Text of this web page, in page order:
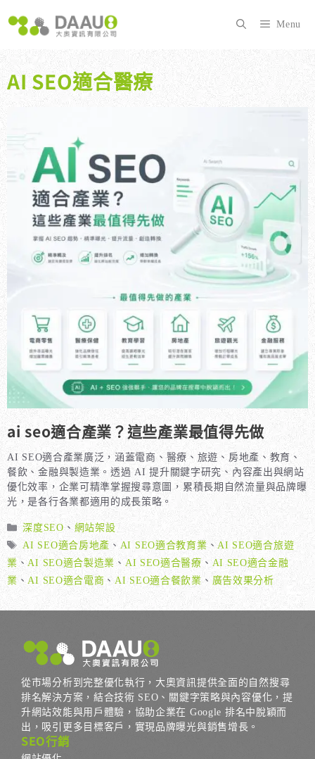
至
內
容
Menu
AI SEO適合醫療
ai seo適合產業？這些產業最值得先做
AI SEO適合產業廣泛，涵蓋電商、醫療、旅遊、房地產、教育、
餐飲、金融與製造業。透過 AI 提升關鍵字研究、內容產出與網站
優化效率，企業可精準掌握搜尋意圖，累積長期自然流量與品牌曝
光，是各行各業都適用的成長策略。
分
類
深度SEO、 網站架設
標
籤
AI SEO適合房地產 、 AI SEO適合教育業 、 AI SEO適合旅遊
業 、 AI SEO適合製造業 、 AI SEO適合醫療 、 AI SEO適合金融
業 、 AI SEO適合電商 、 AI SEO適合餐飲業 、 廣告效果分析
從市場分析到完整優化執行，大奧資訊提供全面的自然搜尋
排名解決方案，結合技術 SEO、關鍵字策略與內容優化，提
升網站效能與用戶體驗，協助企業在 Google 排名中脫穎而
出，吸引更多目標客戶，實現品牌曝光與銷售增長。
SEO行銷